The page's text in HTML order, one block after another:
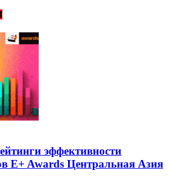
эффективности
E+ Awards Центральная Азия